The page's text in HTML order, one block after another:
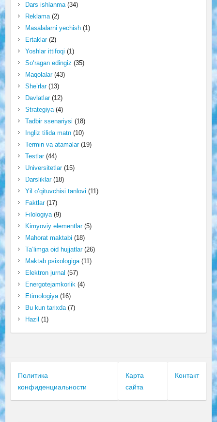
Dars ishlanma(34)
Reklama(2)
Masalalarni yechish(1)
Ertaklar(2)
Yoshlar ittifoqi (1)
So‘ragan edingiz (35)
Maqolalar(43)
She’rlar(13)
Davlatlar(12)
Strategiya(4)
Tadbir ssenariysi (18)
Ingliz tilida matn(10)
Termin va atamalar(19)
Testlar(44)
Universitetlar(15)
Darsliklar(18)
Yil o‘qituvchisi tanlovi (11)
Faktlar(17)
Filologiya(9)
Kimyoviy elementlar(5)
Mahorat maktabi (18)
Ta’limga oid hujjatlar(26)
Maktab psixologiga(11)
Elektron jurnal (57)
Energotejamkorlik (4)
Etimologiya(16)
Bu kun tarixda(7)
Hazil (1)
Политика
конфиденциальности
Карта
сайта
Контакт